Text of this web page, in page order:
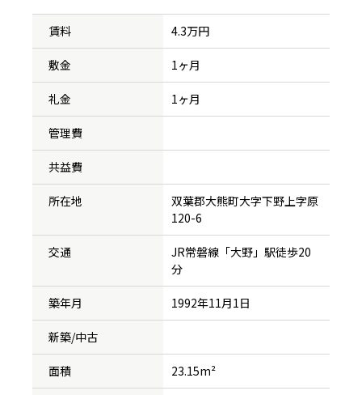
賃料 4.3万円
敷金 1ヶ月
礼金 1ヶ月
管理費
共益費
所在地
双葉郡大熊町大字下野上字原
120-6
交通
JR常磐線「大野」駅徒歩20
分
築年月 1992年11月1日
新築/中古
面積 23.15m²